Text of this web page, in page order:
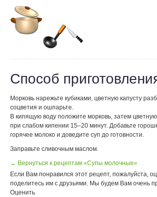
Способ
Морковь нарежьте кубиками, цветную капусту
соцветия и ошпарьте.
В кипящую воду положите морковь, затем цветную
при слабом кипении 15–20 минут. Добавьте
горячее молоко и доведите суп до готовности.
Заправьте сливочным маслом.
← Вернуться к рецептам «Супы молочные»
Если Вам понравился этот рецепт, пожалуйста,
поделитесь им с друзьями. Мы будем Вам очень
Оценить